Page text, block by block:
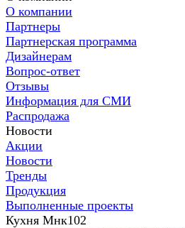
О компании
Партнеры
Партнерская программа
Дизайнерам
Вопрос-ответ
Отзывы
Информация для СМИ
Распродажа
Новости
Акции
Новости
Тренды
Продукция
Выполненные проекты
Кухня Мнк102